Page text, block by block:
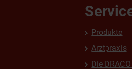
Produkte
Arztpraxis
Die